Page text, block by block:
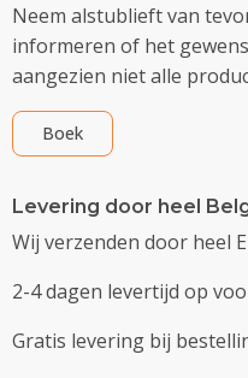
Neem alstublieft van
informeren of het
aangezien niet alle
Boek
Levering door heel
Wij verzenden door heel
2-4 dagen levertijd op
Gratis levering bij